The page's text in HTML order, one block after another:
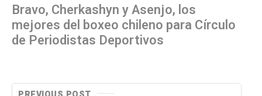
Bravo, Cherkashyn y Asenjo, los
mejores del boxeo chileno para Círculo
de Periodistas Deportivos